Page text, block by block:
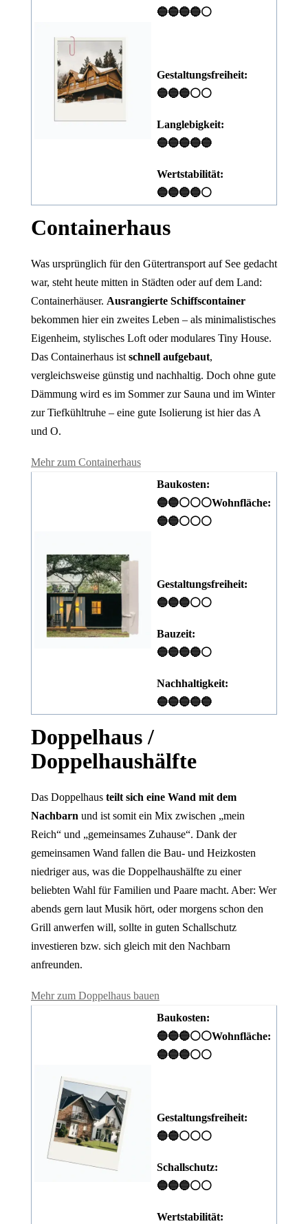
🔵🔵🔵🔵⚪
Gestaltungsfreiheit:
🔵🔵🔵⚪⚪
Langlebigkeit:
🔵🔵🔵🔵🔵
Wertstabilität:
🔵🔵🔵🔵⚪
Containerhaus
Was ursprünglich für den Gütertransport auf See gedacht
war, steht heute mitten in Städten oder auf dem Land:
Containerhäuser. Ausrangierte Schiffscontainer
bekommen hier ein zweites Leben – als minimalistisches
Eigenheim, stylisches Loft oder modulares Tiny House.
Das Containerhaus ist schnell aufgebaut,
vergleichsweise günstig und nachhaltig. Doch ohne gute
Dämmung wird es im Sommer zur Sauna und im Winter
zur Tiefkühltruhe – eine gute Isolierung ist hier das A
und O.
Mehr zum Containerhaus
Baukosten:
🔵🔵⚪⚪⚪Wohnfläche:
🔵🔵⚪⚪⚪
Gestaltungsfreiheit:
🔵🔵🔵⚪⚪
Bauzeit:
🔵🔵🔵🔵⚪
Nachhaltigkeit:
🔵🔵🔵🔵🔵
Doppelhaus /
Doppelhaushälfte
Das Doppelhaus teilt sich eine Wand mit dem
Nachbarn und ist somit ein Mix zwischen „mein
Reich“ und „gemeinsames Zuhause“. Dank der
gemeinsamen Wand fallen die Bau- und Heizkosten
niedriger aus, was die Doppelhaushälfte zu einer
beliebten Wahl für Familien und Paare macht. Aber: Wer
abends gern laut Musik hört, oder morgens schon den
Grill anwerfen will, sollte in guten Schallschutz
investieren bzw. sich gleich mit den Nachbarn
anfreunden.
Mehr zum Doppelhaus bauen
Baukosten:
🔵🔵🔵⚪⚪Wohnfläche:
🔵🔵🔵⚪⚪
Gestaltungsfreiheit:
🔵🔵⚪⚪⚪
Schallschutz:
🔵🔵🔵⚪⚪
Wertstabilität: